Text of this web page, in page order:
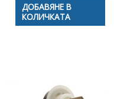
ДОБАВЯНЕ В
КОЛИЧКАТА